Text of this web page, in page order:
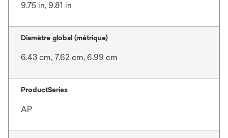
9.75 in, 9.81 in
Diamètre global (métrique)
6.43 cm, 7.62 cm, 6.99 cm
ProductSeries
AP